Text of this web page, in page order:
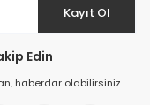
Kayıt Ol
Edin
haberdar olabilirsiniz.